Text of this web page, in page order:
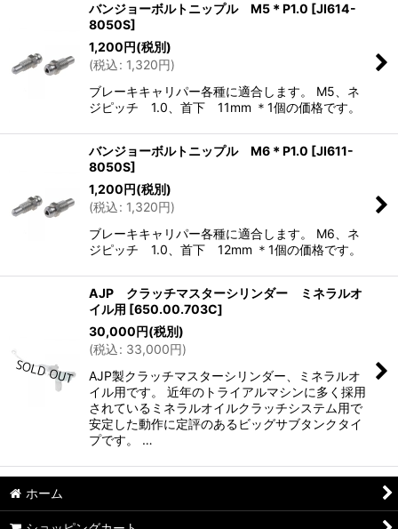
バンジョーボルトニップル M5＊P1.0 [JI614-
8050S]
1,200円(税別)
(税込: 1,320円)
ブレーキキャリパー各種に適合します。 M5、ネ
ジピッチ 1.0、首下 11mm ＊1個の価格です。
バンジョーボルトニップル M6＊P1.0 [JI611-
8050S]
1,200円(税別)
(税込: 1,320円)
ブレーキキャリパー各種に適合します。 M6、ネ
ジピッチ 1.0、首下 12mm ＊1個の価格です。
AJP クラッチマスターシリンダー ミネラルオ
イル用 [650.00.703C]
30,000円(税別)
(税込: 33,000円)
AJP製クラッチマスターシリンダー、ミネラルオ
イル用です。 近年のトライアルマシンに多く採用
されているミネラルオイルクラッチシステム用で
安定した動作に定評のあるビッグサブタンクタイ
プです。 …
ホーム